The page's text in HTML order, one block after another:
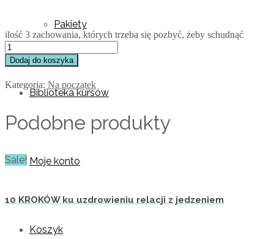
Pakiety
Biblioteka kursów
Moje konto
Koszyk
ilość 3 zachowania, których trzeba się pozbyć, żeby schudnąć
Dodaj do koszyka
Kategoria: Na początek
Podobne produkty
Sale!
10 KROKÓW ku uzdrowieniu relacji z jedzeniem